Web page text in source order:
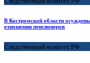
В Костромской области
отношении пенсионеров
Следственный комитет РФ